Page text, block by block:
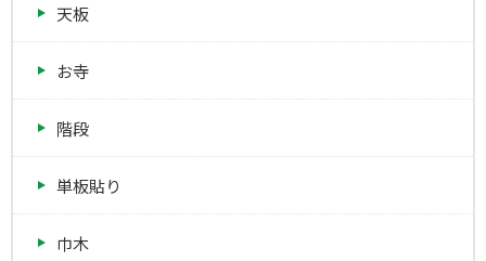
天板
お寺
階段
単板貼り
巾木